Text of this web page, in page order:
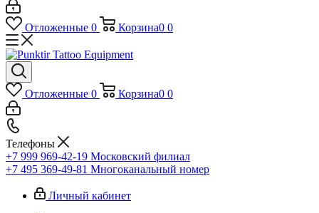
Отложенные 0 Корзина0 0
Отложенные 0 Корзина0 0
Телефоны
+7 999 969-42-19 Московский филиал
+7 495 369-49-81 Многоканальный номер
Личный кабинет